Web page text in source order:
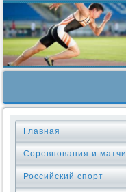
Главная
Соревнования и матчи
Российский спорт